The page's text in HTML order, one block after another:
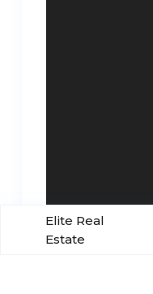
Elite Real
Estate